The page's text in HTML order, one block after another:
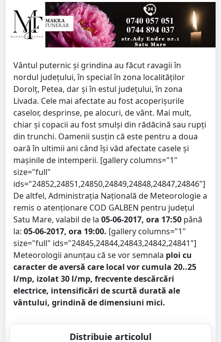
Vântul puternic și grindina au făcut ravagii în
nordul județului, în special în zona localităților
Dorolț, Petea, dar și în estul județului, în zona
Livada. Cele mai afectate au fost acoperișurile
caselor, desprinse, pe alocuri, de vânt. Mai mult,
chiar și copacii au fost smulși din rădăcină sau rupți
din trunchi. Oamenii susțin că este pentru a doua
oară în ultimii ani când își văd afectate casele și
mașinile de intemperii. [gallery columns="1"
size="full"
ids="24852,24851,24850,24849,24848,24847,24846"]
De altfel, Administrația Națională de Meteorologie a
remis o atenționare COD GALBEN pentru județul
Satu Mare, valabil de la 05-06-2017, ora 17:50 până
la: 05-06-2017, ora 19:00. [gallery columns="1"
size="full" ids="24845,24844,24843,24842,24841"]
Meteorologii anunțau că se vor semnala ploi cu
caracter de aversă care local vor cumula 20..25
l/mp, izolat 30 l/mp, frecvente descărcări
electrice, intensificări de scurtă durată ale
vântului, grindină de dimensiuni mici.
Distribuie articolul